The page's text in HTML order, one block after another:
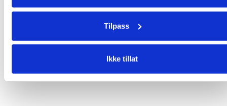
meter
bestemte karakteristikker (fingeravtrykk)
Undermer infokan du lese om hvordan dine personlige data
behandles og hvordan du kan velge hvordan de skal brukes.
erklæringen om informasjonskapsler.
Tilpass
Ikke tillat